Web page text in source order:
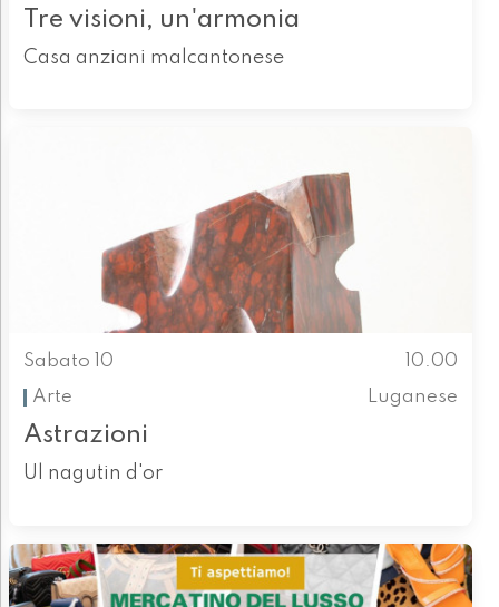
Tre visioni, un'armonia
Casa anziani malcantonese
Sabato 10
10.00
Arte
Luganese
Astrazioni
Ul nagutin d'or